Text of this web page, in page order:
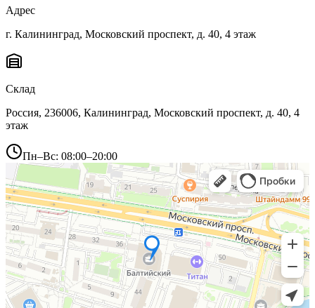
Адрес
г. Калининград, Московский проспект, д. 40, 4 этаж
Склад
Россия, 236006, Калининград, Московский проспект, д. 40, 4
этаж
Пн–Вс: 08:00–20:00